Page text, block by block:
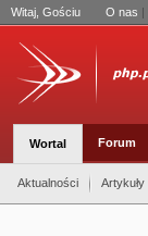
Witaj, Gościu O nas |
Wortal Forum
Aktualności Artykuły